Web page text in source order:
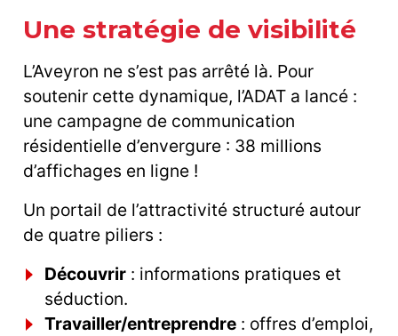
Une stratégie de visibilité
L’Aveyron ne s’est pas arrêté là. Pour
soutenir cette dynamique, l’ADAT a lancé :
une campagne de communication
résidentielle d’envergure : 38 millions
d’affichages en ligne !
Un portail de l’attractivité structuré autour
de quatre piliers :
Découvrir : informations pratiques et
séduction.
Travailler/entreprendre : offres d’emploi,